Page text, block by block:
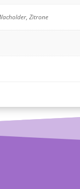
Zitrone